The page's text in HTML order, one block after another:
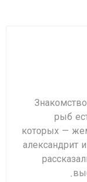
рыб
которых —
александрит